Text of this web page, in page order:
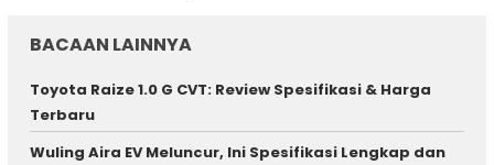
BACAAN LAINNYA
Toyota Raize 1.0 G CVT: Review Spesifikasi & Harga
Terbaru
Wuling Aira EV Meluncur, Ini Spesifikasi Lengkap dan